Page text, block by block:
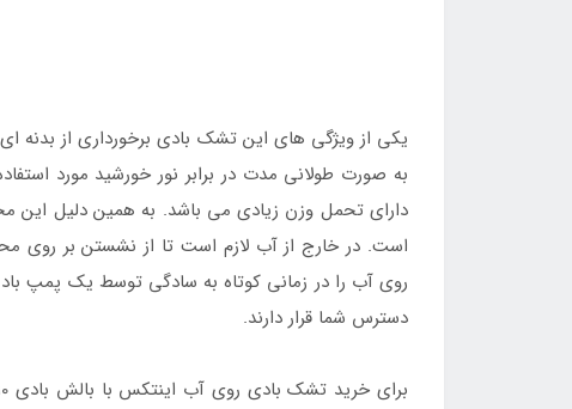
یکی از ویژگی های این تشک بادی برخورداری از بدنه
به صورت طولانی مدت در برابر نور خورشید مورد
دارای تحمل وزن زیادی می باشد. به همین دلیل این
است. در خارج از آب لازم است تا از نشستن بر روی
روی آب را در زمانی کوتاه به سادگی توسط یک پمپ
دسترس شما قرار دارند.
برای خرید تشک بادی روی آب اینتکس با بالش بادی 58890 با ارزان ترین قیمت پس از مراجعه به سایت